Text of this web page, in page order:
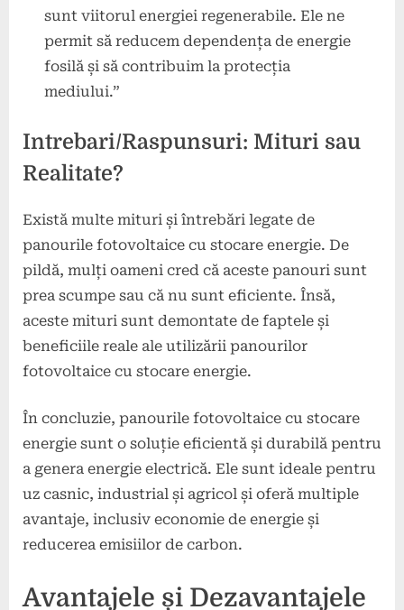
sunt viitorul energiei regenerabile. Ele ne
permit să reducem dependența de energie
fosilă și să contribuim la protecția
mediului.”
Intrebari/Raspunsuri: Mituri sau
Realitate?
Există multe mituri și întrebări legate de
panourile fotovoltaice cu stocare energie. De
pildă, mulți oameni cred că aceste panouri sunt
prea scumpe sau că nu sunt eficiente. Însă,
aceste mituri sunt demontate de faptele și
beneficiile reale ale utilizării panourilor
fotovoltaice cu stocare energie.
În concluzie, panourile fotovoltaice cu stocare
energie sunt o soluție eficientă și durabilă pentru
a genera energie electrică. Ele sunt ideale pentru
uz casnic, industrial și agricol și oferă multiple
avantaje, inclusiv economie de energie și
reducerea emisiilor de carbon.
Avantajele și Dezavantajele